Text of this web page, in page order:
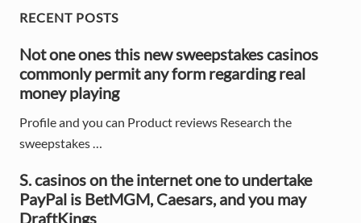
s
:
P
s
t
:
P
r
i
m
a
r
y
RECENT POSTS
Not one ones this new sweepstakes casinos
commonly permit any form regarding real
money playing
Profile and you can Product reviews Research the
sweepstakes …
S. casinos on the internet one to undertake
PayPal is BetMGM, Caesars, and you may
DraftKings